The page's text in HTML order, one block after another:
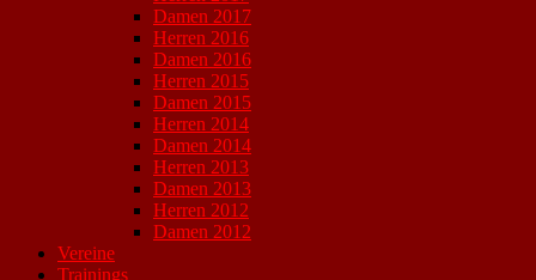
Damen 2017
Herren 2016
Damen 2016
Herren 2015
Damen 2015
Herren 2014
Damen 2014
Herren 2013
Damen 2013
Herren 2012
Damen 2012
Vereine
Trainings